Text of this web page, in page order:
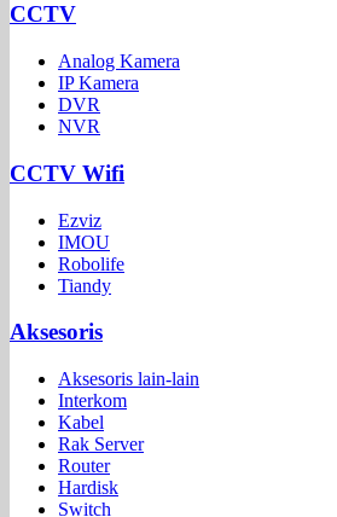
CCTV
Analog Kamera
IP Kamera
DVR
NVR
CCTV Wifi
Ezviz
IMOU
Robolife
Tiandy
Aksesoris
Aksesoris lain-lain
Interkom
Kabel
Rak Server
Router
Hardisk
Switch